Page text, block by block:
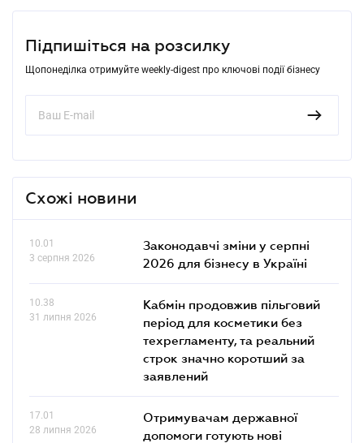
Підпишіться на розсилку
Щопонеділка отримуйте weekly-digest про ключові події бізнесу
Схожі новини
10.01
3 серпня 2026
Законодавчі зміни у серпні
2026 для бізнесу в Україні
10.38
31 липня 2026
Кабмін продовжив пільговий
період для косметики без
техрегламенту, та реальний
строк значно коротший за
заявлений
17.01
28 липня 2026
Отримувачам державної
допомоги готують нові